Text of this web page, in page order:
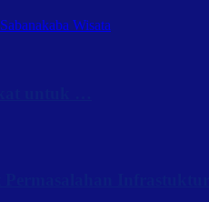
Sabanakaba Wisata